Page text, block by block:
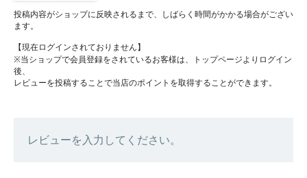
投稿内容がショップに反映されるまで、しばらく時間がかかる場合がござい
ます。
【現在ログインされておりません】
※当ショップで会員登録をされているお客様は、トップページよりログイン
後、
レビューを投稿することで当店のポイントを取得することができます。
レビューを入力してください。